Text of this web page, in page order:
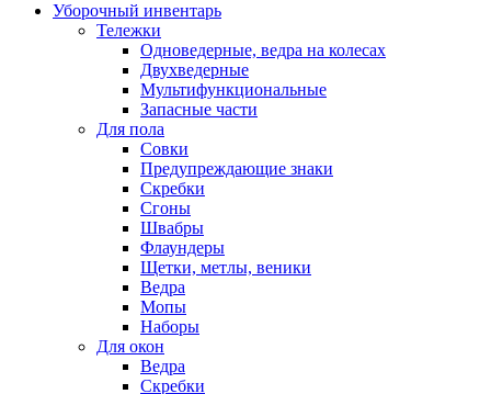
Уборочный инвентарь
Тележки
Одноведерные, ведра на колесах
Двухведерные
Мультифункциональные
Запасные части
Для пола
Совки
Предупреждающие знаки
Скребки
Сгоны
Швабры
Флаундеры
Щетки, метлы, веники
Ведра
Мопы
Наборы
Для окон
Ведра
Скребки